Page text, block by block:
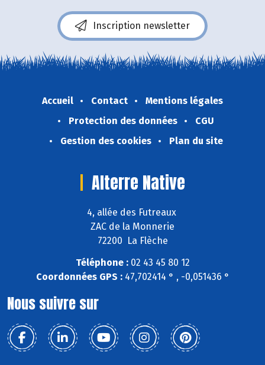
Inscription newsletter
Accueil Contact
Mentions légales
Protection des données
CGU
Gestion des cookies
Plan du site
Alterre Native
4, allée des Futreaux
ZAC de la Monnerie
72200 La Flèche
Téléphone :02 43 45 80 12
Coordonnées GPS :47,702414 ° , -0,051436 °
Nous suivre sur